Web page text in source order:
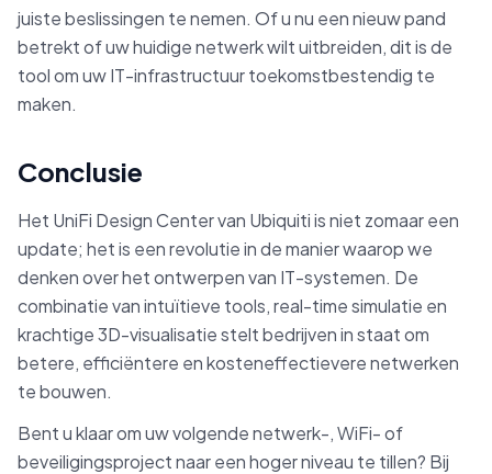
juiste beslissingen te nemen. Of u nu een nieuw pand
betrekt of uw huidige netwerk wilt uitbreiden, dit is de
tool om uw IT-infrastructuur toekomstbestendig te
maken.
Conclusie
Het UniFi Design Center van Ubiquiti is niet zomaar een
update; het is een revolutie in de manier waarop we
denken over het ontwerpen van IT-systemen. De
combinatie van intuïtieve tools, real-time simulatie en
krachtige 3D-visualisatie stelt bedrijven in staat om
betere, efficiëntere en kosteneffectievere netwerken
te bouwen.
Bent u klaar om uw volgende netwerk-, WiFi- of
beveiligingsproject naar een hoger niveau te tillen? Bij